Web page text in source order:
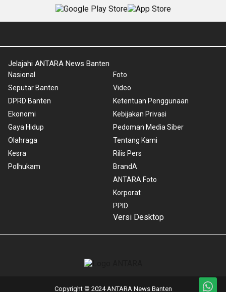
Jelajahi ANTARA News Banten
Nasional
Seputar Banten
DPRD Banten
Ekonomi
Gaya Hidup
Olahraga
Kesra
Polhukam
Foto
Video
Ketentuan Penggunaan
Kebijakan Privasi
Pedoman Media Siber
Tentang Kami
Rilis Pers
BrandA
ANTARA Foto
Korporat
PPID
Versi Desktop
Copyright © 2024 ANTARA News Banten